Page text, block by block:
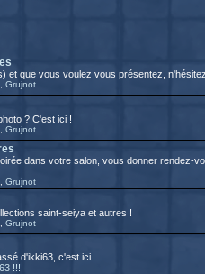
et que vous voulez vous présentez,
Grujnot
? C'est ici !
Grujnot
dans votre salon, vous donner rendez-
Grujnot
saint-seiya et autres !
Grujnot
d'ikki63, c'est ici.
!!!